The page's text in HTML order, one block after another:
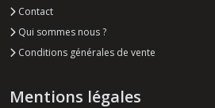
Contact
Qui sommes nous ?
Conditions générales de vente
Mentions légales